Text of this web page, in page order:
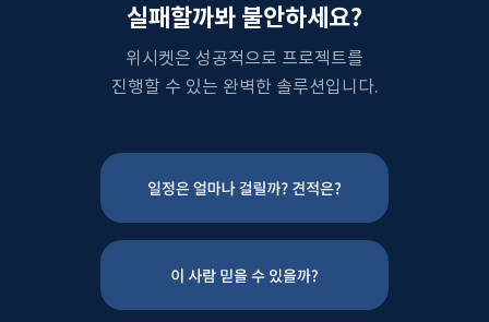
실패할까봐 불안하세요?
위시켓은 성공적으로 프로젝트를
진행할 수 있는 완벽한 솔루션입니다.